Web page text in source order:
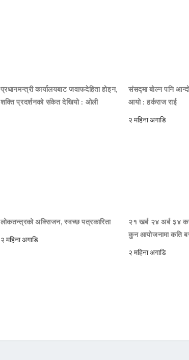
प्रधानमन्त्री कार्यालयबाट जवाफदेहिता होइन,
शक्ति प्रदर्शनको संकेत देखियो : ओली
संसद्मा बोल्न पनि
आयो : हर्कराज राई
२ महिना अगाडि
लोकतन्त्रको अक्सिजन, स्वच्छ पत्रकारिता
२ महिना अगाडि
२१ खर्ब २४ अर्ब ३४
कुन आयोजनामा कति
२ महिना अगाडि